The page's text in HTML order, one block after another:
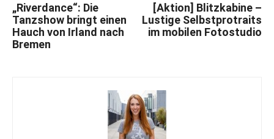
„Riverdance“: Die
Tanzshow bringt einen
Hauch von Irland nach
Bremen
[Aktion] Blitzkabine –
Lustige Selbstprotraits
im mobilen Fotostudio